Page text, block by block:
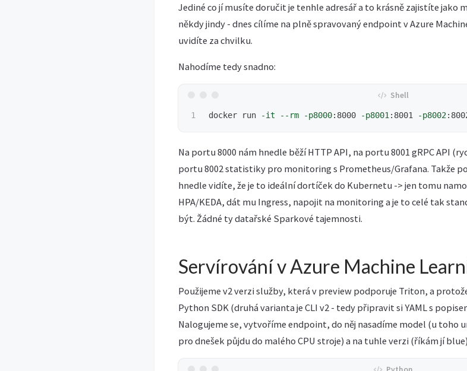
Jediné co jí musíte doručit je tenhle adresář a to krásně zajistíte jako
někdy jindy - dnes cílíme na plně spravovaný endpoint v Azure
uvidíte za chvilku.
Nahodíme tedy snadno:
docker run -it --rm -p8000:8000 -p8001 :8001 -p8002
Na portu 8000 nám hnedle běží HTTP API, na portu 8001 gRPC API
portu 8002 statistiky pro monitoring s Prometheus/Grafana. Takže
hnedle vidíte, že je to ideální dortíček do Kubernetu -> jen tomu
HPA/KEDA, dát mu Ingress, napojit na monitoring a je to celé tak
být. Žádné ty datařské Sparkové tajemnosti.
Servírování v Azure Machine
Použijeme v2 verzi služby, která v preview podporuje Triton, a
Python SDK (druhá varianta je CLI v2 - tedy připravit si YAML s
Nalogujeme se, vytvoříme endpoint, do něj nasadíme model (u toho
pro dnešek půjdu do malého CPU stroje) a na tuhle verzi (říkám jí